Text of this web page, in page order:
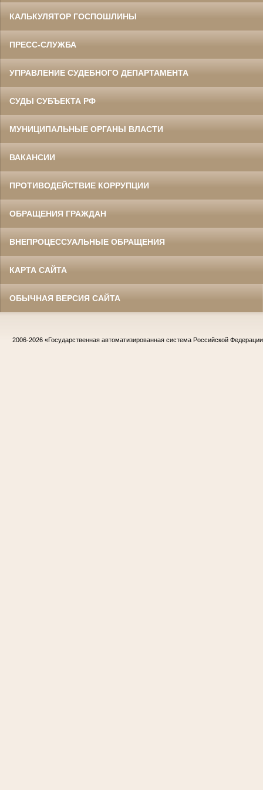
КАЛЬКУЛЯТОР ГОСПОШЛИНЫ
ПРЕСС-СЛУЖБА
УПРАВЛЕНИЕ СУДЕБНОГО ДЕПАРТАМЕНТА
СУДЫ СУБЪЕКТА РФ
МУНИЦИПАЛЬНЫЕ ОРГАНЫ ВЛАСТИ
ВАКАНСИИ
ПРОТИВОДЕЙСТВИЕ КОРРУПЦИИ
ОБРАЩЕНИЯ ГРАЖДАН
ВНЕПРОЦЕССУАЛЬНЫЕ ОБРАЩЕНИЯ
КАРТА САЙТА
ОБЫЧНАЯ ВЕРСИЯ САЙТА
2006-2026 «Государственная автоматизированная система Российской